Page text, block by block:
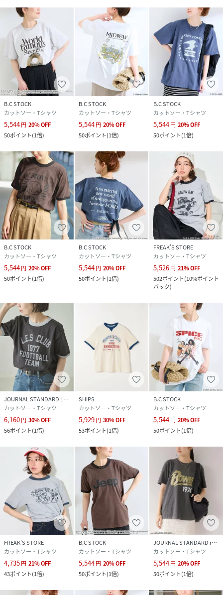
生じることがありますので、お取り扱いにご注意ください。
高温多湿になる場所で、長時間放置・保管しないでくださ
い。
〈製品洗い〉
この製品は「着古した風合い」になるよう、特殊なプリント
加工を施していますので、１枚１枚異なった風合いをお楽し
みいただけます。プリントは永久的なものではなく、着用や
洗濯を繰り返すことで薄くなったり、脱落することがありま
す。加工の特性上、製品に斜行（ねじれ）やシワ等が見ら
れ、サイズや風合いに個体差があります。素材の特性上、色
移りや色泣きする恐れがあります。洗濯や着用の際は、以下
の点にご注意ください。
する恐れがあります。
・濡れたまま長時間放置せず、洗濯後は速やかに脱水、乾燥
してください。淡色部分に色移りする場合がございます。
※こちらの商品は、B.CSTOCKでの取り扱いになります。直
接店舗へお問い合わせの際はB.CSTOCK店舗へお願い致しま
す。
※照明の関係により、実際よりも色味が違って見える場合が
あります。またパソコン・スマートフォンなどの環境によ
り、若干製品と画像のカラーが異なる場合もございます。
※商品の色味は、商品アップ画像をご参照ください。
ホワイト着用スタッフ：163cm 着用サイズ：フリー
性別タイプ レディース
原産国 中国
素材
サイズ
クリーニング 本体:洗濯機洗い（弱）
品番
RW7217_26070710008110
B.C STOCK
カットソー・Tシャツ
5,544円 20%OFF
50ポイント(1倍)
B.C STOCK
カットソー・Tシャツ
5,544円 20%OFF
50ポイント(1倍)
B.C STOCK
カットソー・Tシャツ
5,544円 20%OFF
50ポイント(1倍)
B.C STOCK
カットソー・Tシャツ
5,544円 20%OFF
50ポイント(1倍)
B.C STOCK
カットソー・Tシャツ
5,544円 20%OFF
50ポイント(1倍)
FREAK’S STORE
カットソー・Tシャツ
5,526円 21%OFF
502ポイント(10%ポイント
バック)
JOURNAL STANDARD L'ESSAGE
カットソー・Tシャツ
6,160円 30%OFF
56ポイント(1倍)
SHIPS
カットソー・Tシャツ
5,929円 30%OFF
53ポイント(1倍)
B.C STOCK
カットソー・Tシャツ
5,544円 20%OFF
50ポイント(1倍)
FREAK’S STORE
カットソー・Tシャツ
4,735円 21%OFF
43ポイント(1倍)
B.C STOCK
カットソー・Tシャツ
5,544円 20%OFF
50ポイント(1倍)
JOURNAL STANDARD relume
カットソー・Tシャツ
5,544円 20%OFF
50ポイント(1倍)